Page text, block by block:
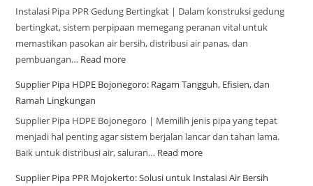
Instalasi Pipa PPR Gedung Bertingkat | Dalam konstruksi gedung
bertingkat, sistem perpipaan memegang peranan vital untuk
memastikan pasokan air bersih, distribusi air panas, dan
pembuangan… Read more
Supplier Pipa HDPE Bojonegoro: Ragam Tangguh, Efisien, dan
Ramah Lingkungan
Supplier Pipa HDPE Bojonegoro | Memilih jenis pipa yang tepat
menjadi hal penting agar sistem berjalan lancar dan tahan lama.
Baik untuk distribusi air, saluran… Read more
Supplier Pipa PPR Mojokerto: Solusi untuk Instalasi Air Bersih